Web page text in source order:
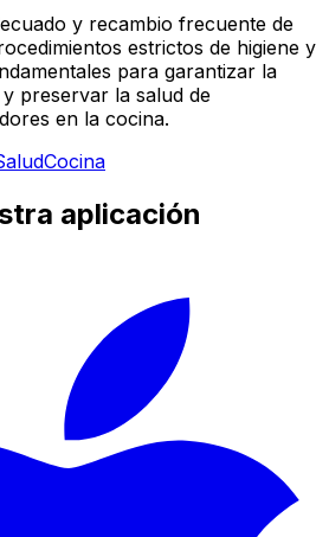
y recambio frecuente de
estrictos de higiene y
para garantizar la
preservar la salud de
en la cocina.
Cocina
aplicación